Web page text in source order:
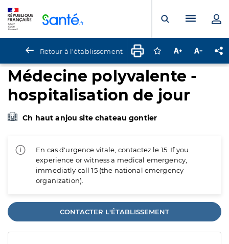
Ouvrir laMenu
Retour à l'établissement Connectez-vous
Augmenter la
Médecine polyvalente -
hospitalisation de jour
Ch haut anjou site chateau gontier
En cas d'urgence vitale, contactez le 15. If you
experience or witness a medical emergency,
immediatly call 15 (the national emergency
organization).
CONTACTER L'ÉTABLISSEMENT